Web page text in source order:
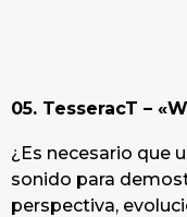
05. TesseracT –
¿Es necesario que
sonido para
perspectiva,